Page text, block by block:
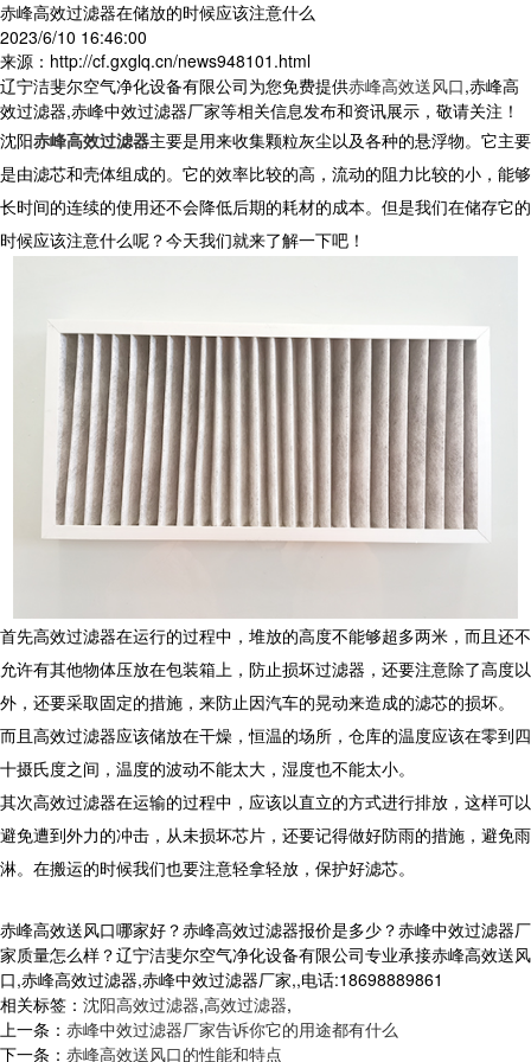
赤峰高效过滤器在储放的时候应该注意什么
2023/6/10 16:46:00
来源：http://cf.gxglq.cn/news948101.html
辽宁洁斐尔空气净化设备有限公司为您免费提供赤峰高效送风口,赤峰高
效过滤器,赤峰中效过滤器厂家等相关信息发布和资讯展示，敬请关注！
沈阳赤峰高效过滤器主要是用来收集颗粒灰尘以及各种的悬浮物。它主要
是由滤芯和壳体组成的。它的效率比较的高，流动的阻力比较的小，能够
长时间的连续的使用还不会降低后期的耗材的成本。但是我们在储存它的
时候应该注意什么呢？今天我们就来了解一下吧！
首先高效过滤器在运行的过程中，堆放的高度不能够超多两米，而且还不
允许有其他物体压放在包装箱上，防止损坏过滤器，还要注意除了高度以
外，还要采取固定的措施，来防止因汽车的晃动来造成的滤芯的损坏。
而且高效过滤器应该储放在干燥，恒温的场所，仓库的温度应该在零到四
十摄氏度之间，温度的波动不能太大，湿度也不能太小。
其次高效过滤器在运输的过程中，应该以直立的方式进行排放，这样可以
避免遭到外力的冲击，从未损坏芯片，还要记得做好防雨的措施，避免雨
淋。在搬运的时候我们也要注意轻拿轻放，保护好滤芯。
赤峰高效送风口哪家好？赤峰高效过滤器报价是多少？赤峰中效过滤器厂
家质量怎么样？辽宁洁斐尔空气净化设备有限公司专业承接赤峰高效送风
口,赤峰高效过滤器,赤峰中效过滤器厂家,,电话:18698889861
相关标签： 沈阳高效过滤器,高效过滤器,
上一条： 赤峰中效过滤器厂家告诉你它的用途都有什么
下一条： 赤峰高效送风口的性能和特点